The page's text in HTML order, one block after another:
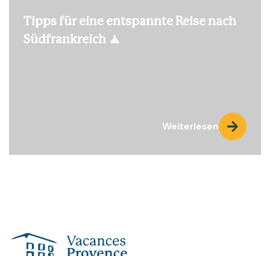
Tipps für eine entspannte Reise nach
Südfrankreich 🧘
Weiterlesen